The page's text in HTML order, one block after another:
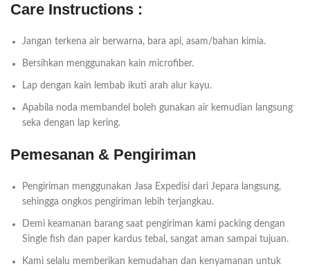
Care Instructions :
Jangan terkena air berwarna, bara api, asam/bahan kimia.
Bersihkan menggunakan kain microfiber.
Lap dengan kain lembab ikuti arah alur kayu.
Apabila noda membandel boleh gunakan air kemudian langsung
seka dengan lap kering.
Pemesanan & Pengiriman
Pengiriman menggunakan Jasa Expedisi dari Jepara langsung,
sehingga ongkos pengiriman lebih terjangkau.
Demi keamanan barang saat pengiriman kami packing dengan
Single fish dan paper kardus tebal, sangat aman sampai tujuan.
Kami selalu memberikan kemudahan dan kenyamanan untuk